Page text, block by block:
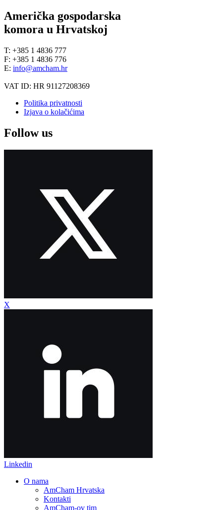
Američka gospodarska
komora u Hrvatskoj
T: +385 1 4836 777
F: +385 1 4836 776
E: info@amcham.hr
VAT ID: HR 91127208369
Politika privatnosti
Izjava o kolačićima
Follow us
X
Linkedin
O nama
AmCham Hrvatska
Kontakti
AmCham-ov tim